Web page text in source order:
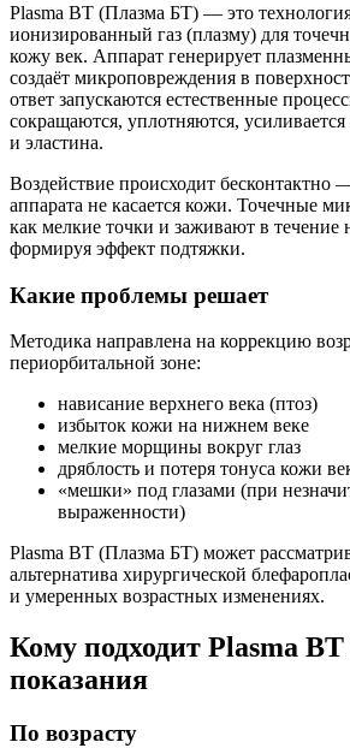
Plasma BT (Плазма БТ) — это
ионизированный газ (плазму) для
кожу век. Аппарат генерирует
создаёт микроповреждения в
ответ запускаются естественные
сокращаются, уплотняются, усиливается
и эластина.
Воздействие происходит бесконтактно
аппарата не касается кожи. Точечные
как мелкие точки и заживают в течение
формируя эффект подтяжки.
Какие проблемы решает
Методика направлена на коррекцию
периорбитальной зоне:
нависание верхнего века (птоз)
избыток кожи на нижнем веке
мелкие морщины вокруг глаз
дряблость и потеря тонуса кожи
«мешки» под глазами (при
выраженности)
Plasma BT (Плазма БТ) может
альтернатива хирургической
и умеренных возрастных изменениях.
Кому подходит Plasma
показания
По возрасту